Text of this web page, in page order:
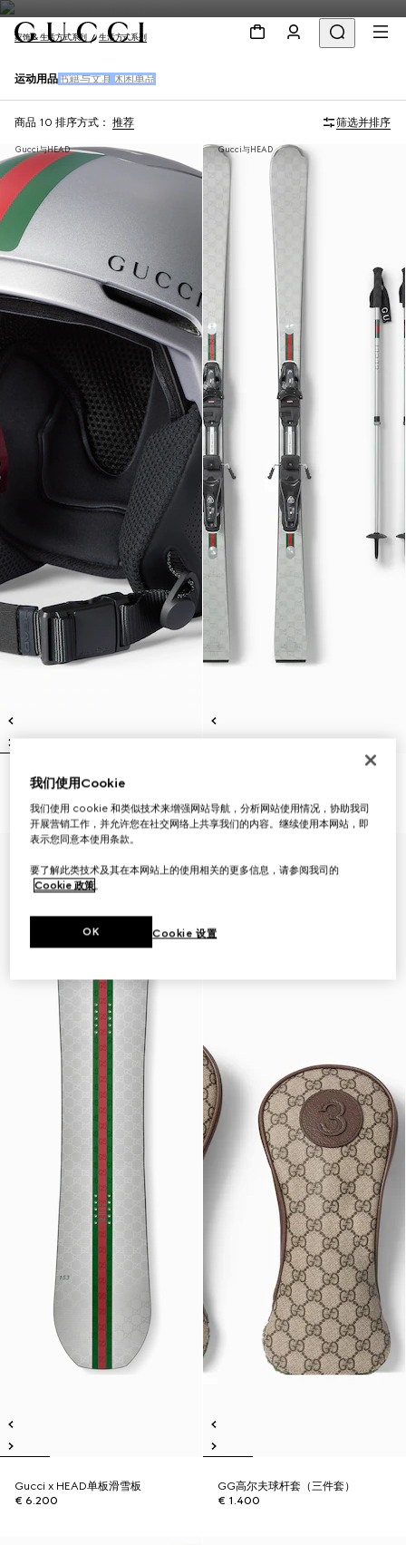
家饰 & 生活方式系列 生活方式系列
运动用品 书籍与文具 休闲单品
商品 10 排序方式： 推荐 筛选并排序
Gucci与HEAD
Gucci x HEAD滑雪头盔
Gucci与HEAD
Gucci x HEAD单板滑雪板
€ 6.200
GG高尔夫球杆套（三件套）
€ 1.400
我们使用Cookie
我们使用 cookie 和类似技术来增强网站导航，分析网站使用情况，协助我司
开展营销工作，并允许您在社交网络上共享我们的内容。继续使用本网站，即
表示您同意本使用条款。
要了解此类技术及其在本网站上的使用相关的更多信息，请参阅我司的
Cookie 政策。
Cookie 设置
OK